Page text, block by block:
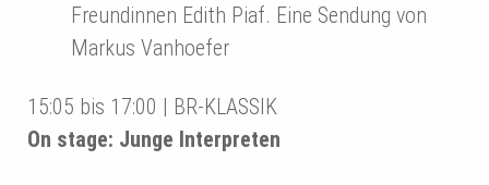
Freundinnen Edith Piaf. Eine Sendung von
Markus Vanhoefer
15:05 bis 17:00 | BR-KLASSIK
On stage: Junge Interpreten